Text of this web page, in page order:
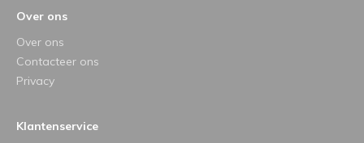
Over ons
Over ons
Contacteer ons
Privacy
Klantenservice